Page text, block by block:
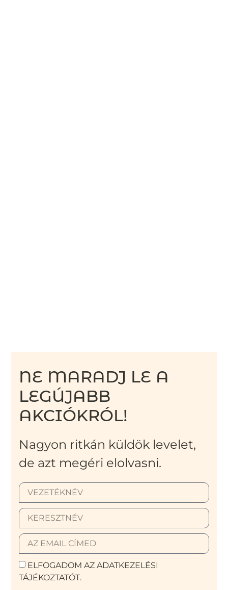
NE MARADJ LE A
LEGÚJABB
AKCIÓKRÓL!
Nagyon ritkán küldök levelet,
de azt megéri elolvasni.
ELFOGADOM AZ ADATKEZELÉSI
TÁJÉKOZTATÓT.